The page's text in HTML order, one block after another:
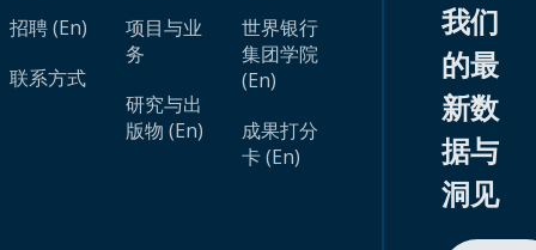
招聘 (En)
联系方式
项目与业
务
研究与出
版物 (En)
世界银行
集团学院
(En)
成果打分
卡 (En)
我们
的最
新数
据与
洞见